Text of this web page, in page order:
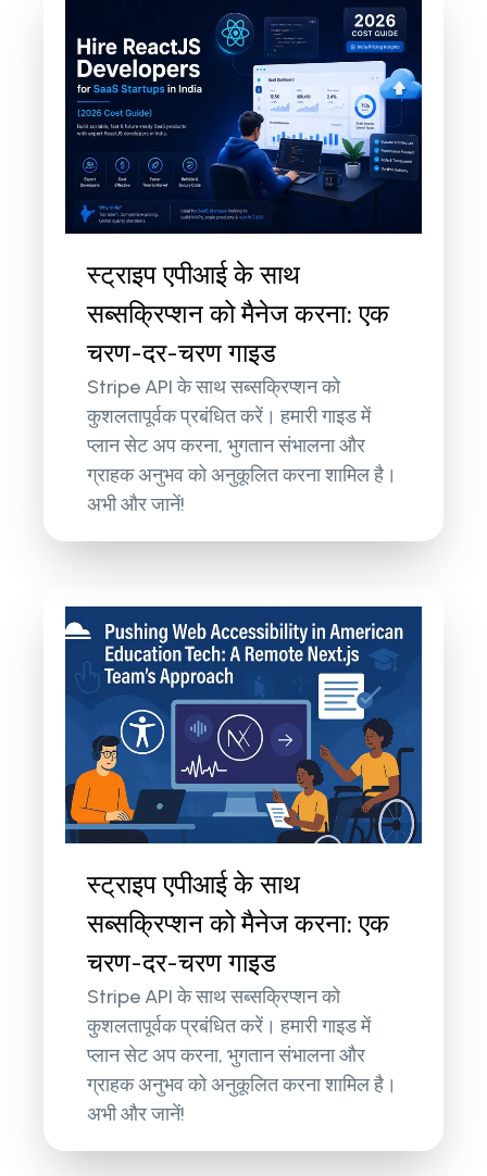
स्ट्राइप एपीआई के साथ
सब्सक्रिप्शन को मैनेज करना: एक
चरण-दर-चरण गाइड
Stripe API के साथ सब्सक्रिप्शन को
कुशलतापूर्वक प्रबंधित करें। हमारी गाइड में
प्लान सेट अप करना, भुगतान संभालना और
ग्राहक अनुभव को अनुकूलित करना शामिल है।
अभी और जानें!
स्ट्राइप एपीआई के साथ
सब्सक्रिप्शन को मैनेज करना: एक
चरण-दर-चरण गाइड
Stripe API के साथ सब्सक्रिप्शन को
कुशलतापूर्वक प्रबंधित करें। हमारी गाइड में
प्लान सेट अप करना, भुगतान संभालना और
ग्राहक अनुभव को अनुकूलित करना शामिल है।
अभी और जानें!